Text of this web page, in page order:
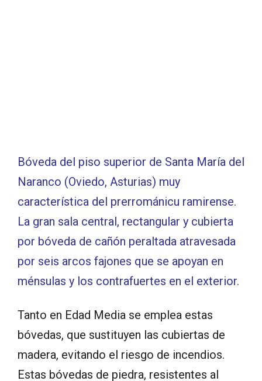
Bóveda del piso superior de Santa María del
Naranco (Oviedo, Asturias) muy
característica del prerrománicu ramirense.
La gran sala central, rectangular y cubierta
por bóveda de cañón peraltada atravesada
por seis arcos fajones que se apoyan en
ménsulas y los contrafuertes en el exterior.
Tanto en Edad Media se emplea estas
bóvedas, que sustituyen las cubiertas de
madera, evitando el riesgo de incendios.
Estas bóvedas de piedra, resistentes al